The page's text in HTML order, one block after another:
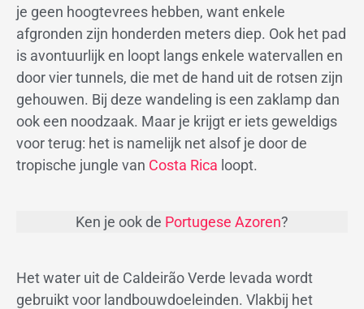
je geen hoogtevrees hebben, want enkele
afgronden zijn honderden meters diep. Ook het pad
is avontuurlijk en loopt langs enkele watervallen en
door vier tunnels, die met de hand uit de rotsen zijn
gehouwen. Bij deze wandeling is een zaklamp dan
ook een noodzaak. Maar je krijgt er iets geweldigs
voor terug: het is namelijk net alsof je door de
tropische jungle van Costa Rica loopt.
Ken je ook de Portugese Azoren?
Het water uit de Caldeirão Verde levada wordt
gebruikt voor landbouwdoeleinden. Vlakbij het